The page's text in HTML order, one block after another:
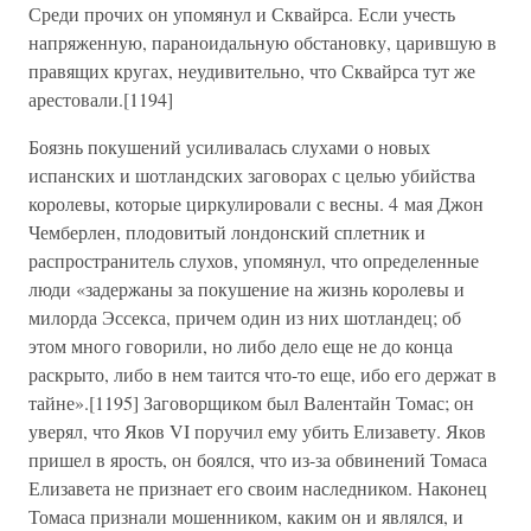
Среди прочих он упомянул и Сквайрса. Если учесть
напряженную, параноидальную обстановку, царившую в
правящих кругах, неудивительно, что Сквайрса тут же
арестовали.[1194]
Боязнь покушений усиливалась слухами о новых
испанских и шотландских заговорах с целью убийства
королевы, которые циркулировали с весны. 4 мая Джон
Чемберлен, плодовитый лондонский сплетник и
распространитель слухов, упомянул, что определенные
люди «задержаны за покушение на жизнь королевы и
милорда Эссекса, причем один из них шотландец; об
этом много говорили, но либо дело еще не до конца
раскрыто, либо в нем таится что-то еще, ибо его держат в
тайне».[1195] Заговорщиком был Валентайн Томас; он
уверял, что Яков VI поручил ему убить Елизавету. Яков
пришел в ярость, он боялся, что из-за обвинений Томаса
Елизавета не признает его своим наследником. Наконец
Томаса признали мошенником, каким он и являлся, и